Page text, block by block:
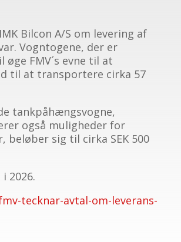
Bilcon A/S om levering af
Vogntogene, der er
FMV´s evne til at
til at transportere cirka 57
tankpåhængsvogne,
også muligheder for
sig til cirka SEK 500
2026.
tecknar-avtal-om-leverans-